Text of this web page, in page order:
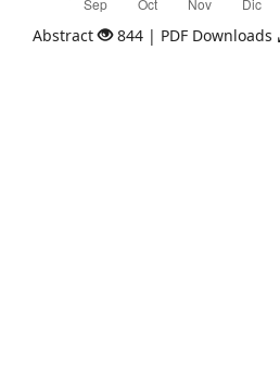
Abstract 844 | PDF Downloads